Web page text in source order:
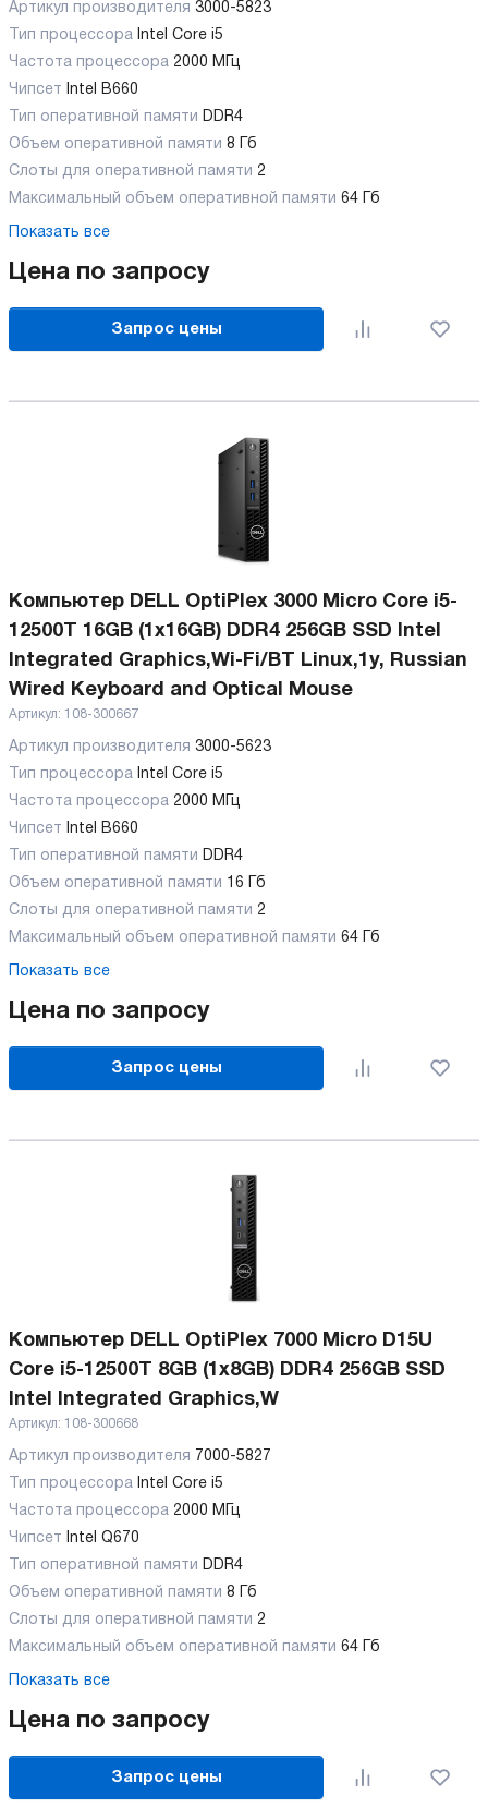
Артикул производителя 3000-5823
Тип процессора Intel Core i5
Частота процессора 2000 МГц
Чипсет
Intel B660
Тип оперативной памяти DDR4
Объем оперативной памяти 8 Гб
Слоты для оперативной памяти 2
Максимальный объем оперативной памяти 64 Гб
Показать все
Цена по запросу
Запрос цены
Компьютер DELL OptiPlex 3000 Micro Core i5-
12500T 16GB (1x16GB) DDR4 256GB SSD Intel
Integrated Graphics,Wi-Fi/BT Linux,1y, Russian
Wired Keyboard and Optical Mouse
Артикул: 108-300667
Артикул производителя 3000-5623
Тип процессора Intel Core i5
Частота процессора 2000 МГц
Чипсет
Intel B660
Тип оперативной памяти DDR4
Объем оперативной памяти 16 Гб
Слоты для оперативной памяти 2
Максимальный объем оперативной памяти 64 Гб
Показать все
Цена по запросу
Запрос цены
Компьютер DELL OptiPlex 7000 Micro D15U
Core i5-12500T 8GB (1x8GB) DDR4 256GB SSD
Intel Integrated Graphics,W
Артикул: 108-300668
Артикул производителя 7000-5827
Тип процессора Intel Core i5
Частота процессора 2000 МГц
Чипсет
Intel Q670
Тип оперативной памяти DDR4
Объем оперативной памяти 8 Гб
Слоты для оперативной памяти 2
Максимальный объем оперативной памяти 64 Гб
Показать все
Цена по запросу
Запрос цены